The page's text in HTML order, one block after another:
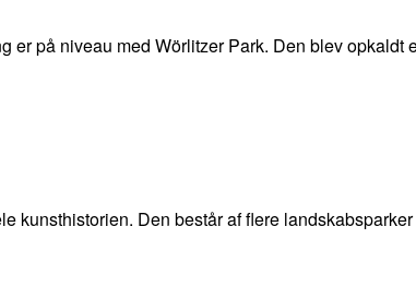
på niveau med Wörlitzer Park. Den blev opkaldt
kunsthistorien. Den består af flere